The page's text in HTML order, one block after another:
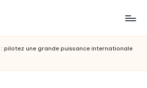
pilotez une grande puissance internationale